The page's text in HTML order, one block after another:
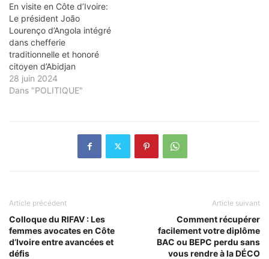
En visite en Côte d’Ivoire:
Le président João
Lourenço d’Angola intégré
dans chefferie
traditionnelle et honoré
citoyen d’Abidjan
28 juin 2024
Dans "POLITIQUE"
Article précédent
Colloque du RIFAV : Les
femmes avocates en Côte
d’Ivoire entre avancées et
défis
Article suivant
Comment récupérer
facilement votre diplôme
BAC ou BEPC perdu sans
vous rendre à la DÉCO